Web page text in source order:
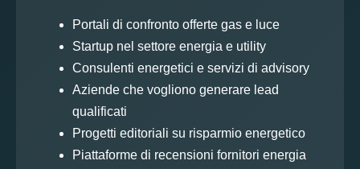
Portali di confronto offerte gas e luce
Startup nel settore energia e utility
Consulenti energetici e servizi di advisory
Aziende che vogliono generare lead
qualificati
Progetti editoriali su risparmio energetico
Piattaforme di recensioni fornitori energia